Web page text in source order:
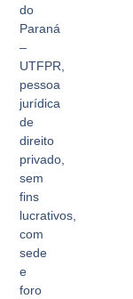
do
Paraná
–
UTFPR,
pessoa
jurídica
de
direito
privado,
sem
fins
lucrativos,
com
sede
e
foro